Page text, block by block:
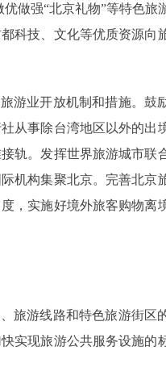
做强“北京礼物”等特色旅
科技、文化等优质资源向
游业开放机制和措施。鼓
从事除台湾地区以外的出
轨。发挥世界旅游城市联
机构集聚北京。完善北京
，实施好境外旅客购物离
游线路和特色旅游街区的
实现旅游公共服务设施的